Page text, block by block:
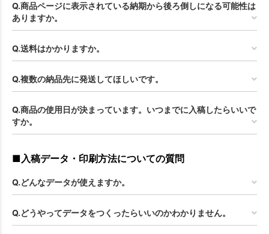
Q.商品ページに表示されている納期から後ろ倒しになる可能性は
ありますか。
Q.送料はかかりますか。
Q.複数の納品先に発送してほしいです。
Q.商品の使用日が決まっています。いつまでに入稿したらいいで
すか。
■入稿データ・印刷方法についての質問
Q.どんなデータが使えますか。
Q.どうやってデータをつくったらいいのかわかりません。